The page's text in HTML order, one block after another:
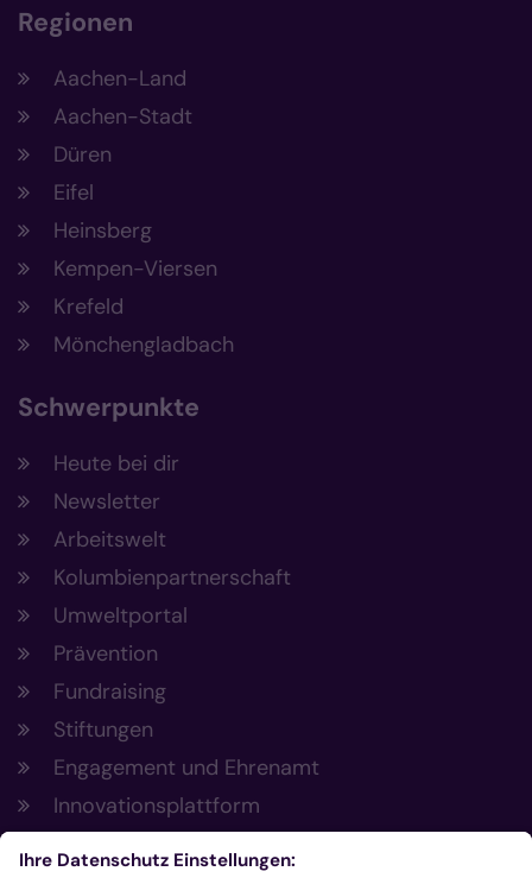
Regionen
Aachen-Land
Aachen-Stadt
Düren
Eifel
Heinsberg
Kempen-Viersen
Krefeld
Mönchengladbach
Schwerpunkte
Heute bei dir
Newsletter
Arbeitswelt
Kolumbienpartnerschaft
Umweltportal
Prävention
Fundraising
Stiftungen
Engagement und Ehrenamt
Innovationsplattform
Aus der Plattform